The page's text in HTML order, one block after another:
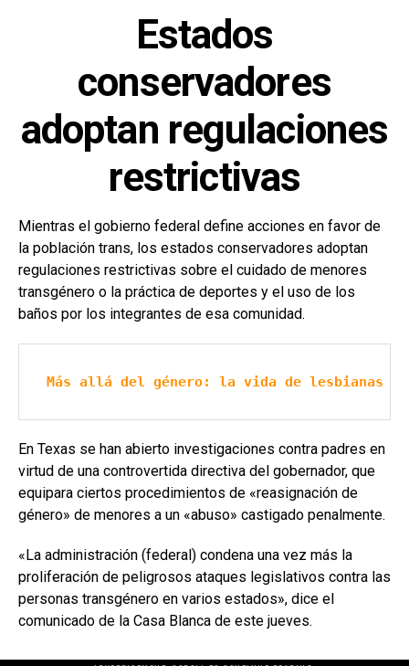
Estados
conservadores
adoptan regulaciones
restrictivas
Mientras el gobierno federal define acciones en favor de
la población trans, los estados conservadores adoptan
regulaciones restrictivas sobre el cuidado de menores
transgénero o la práctica de deportes y el uso de los
baños por los integrantes de esa comunidad.
Más allá del género: la vida de lesbianas y
En Texas se han abierto investigaciones contra padres en
virtud de una controvertida directiva del gobernador, que
equipara ciertos procedimientos de «reasignación de
género» de menores a un «abuso» castigado penalmente.
«La administración (federal) condena una vez más la
proliferación de peligrosos ataques legislativos contra las
personas transgénero en varios estados», dice el
comunicado de la Casa Blanca de este jueves.